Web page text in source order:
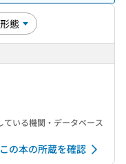
いる機関・データベース
この本の所蔵を確認